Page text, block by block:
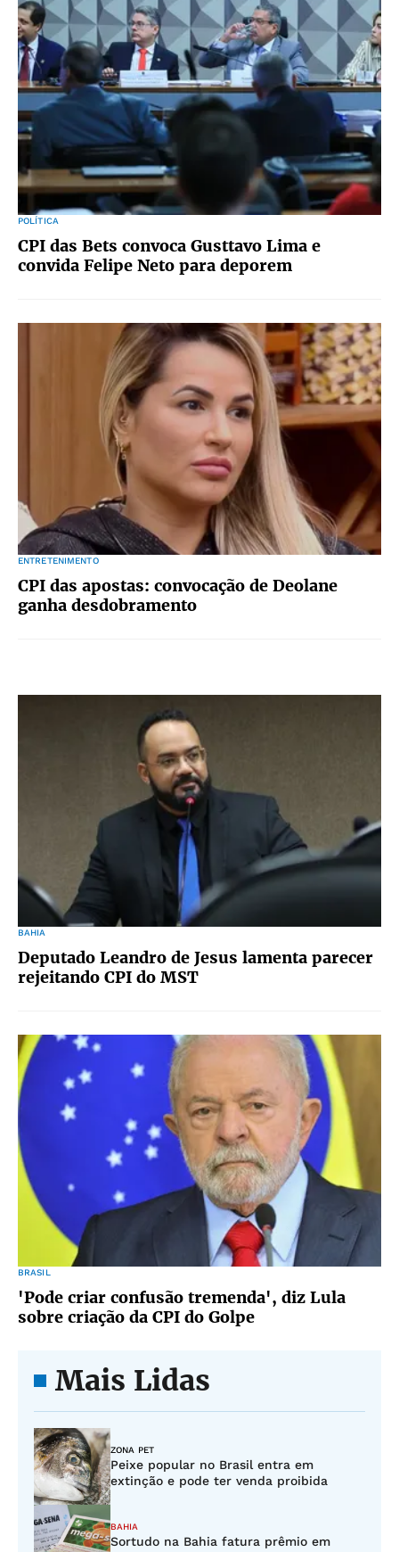
POLÍTICA
CPI das Bets convoca Gusttavo Lima e
convida Felipe Neto para deporem
ENTRETENIMENTO
CPI das apostas: convocação de Deolane
ganha desdobramento
BAHIA
Deputado Leandro de Jesus lamenta parecer
rejeitando CPI do MST
BRASIL
'Pode criar confusão tremenda', diz Lula
sobre criação da CPI do Golpe
Mais Lidas
ZONA PET
Peixe popular no Brasil entra em
extinção e pode ter venda proibida
BAHIA
Sortudo na Bahia fatura prêmio em